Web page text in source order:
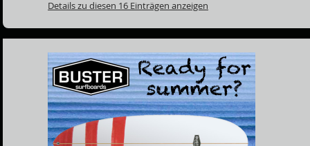
Details zu diesen 16 Einträgen anzeigen